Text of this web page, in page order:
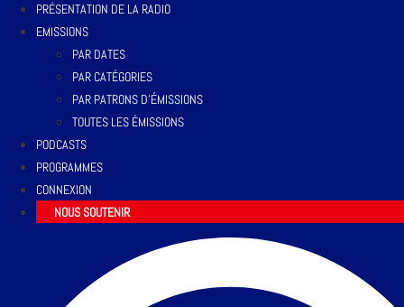
PRÉSENTATION DE LA RADIO
EMISSIONS
PAR DATES
PAR CATÉGORIES
PAR PATRONS D’ÉMISSIONS
TOUTES LES ÉMISSIONS
PODCASTS
PROGRAMMES
CONNEXION
NOUS SOUTENIR